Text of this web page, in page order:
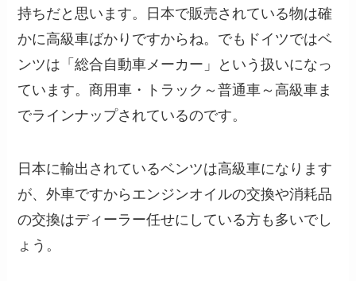
持ちだと思います。日本で販売されている物は確
かに高級車ばかりですからね。でもドイツではベ
ンツは「総合自動車メーカー 」という扱いになっ
ています。商用車・トラック～普通車～高級車ま
でラインナップされているのです。
日本に輸出されているベンツは高級車になります
が、外車ですからエンジンオイルの交換や消耗品
の交換はディーラー任せにしている方も多いでし
ょう。